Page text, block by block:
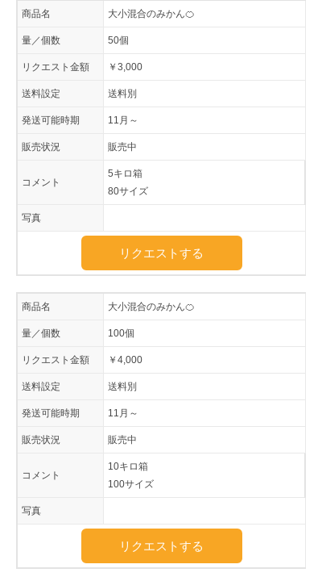
商品名 大小混合のみかん🍊
量／個数 50個
リクエスト金額 ￥3,000
送料設定 送料別
発送可能時期 11月～
販売状況 販売中
コメント
5キロ箱
80サイズ
写真
リクエストする
商品名 大小混合のみかん🍊
量／個数 100個
リクエスト金額 ￥4,000
送料設定 送料別
発送可能時期 11月～
販売状況 販売中
コメント
10キロ箱
100サイズ
写真
リクエストする